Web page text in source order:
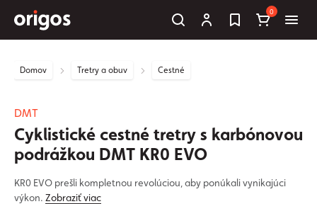
0
Domov Tretry a obuv Cestné
DMT
Cyklistické cestné tretry s karbónovou
podrážkou DMT KR0 EVO
KR0 EVO prešli kompletnou revolúciou, aby ponúkali vynikajúci
výkon. Zobraziť viac